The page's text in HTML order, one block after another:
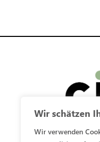
Wir schätzen
Wir verwenden
D-